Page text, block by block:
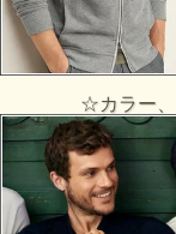
☆カラー、